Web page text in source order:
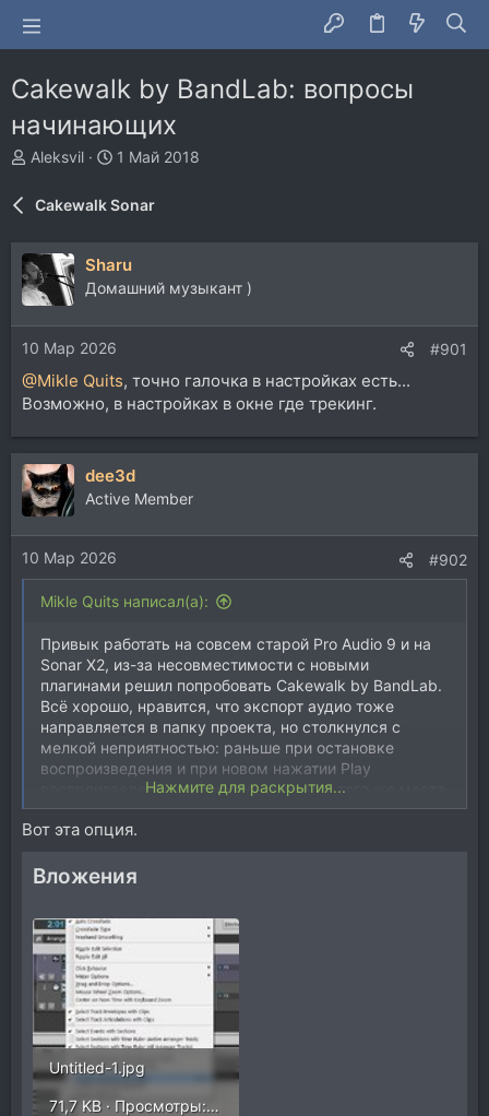
Cakewalk by BandLab: вопросы
начинающих
А
т
р
т
е
м
Aleksvil
Д
т
н
а
1 Май 2018
Cakewalk Sonar
Sharu
Домашний музыкант )
10 Мар 2026 #901
@Mikle Quits, точно галочка в настройках есть...
Возможно, в настройках в окне где трекинг.
dee3d
Active Member
10 Мар 2026 #902
Mikle Quits написал(а):
Привык работать на совсем старой Pro Audio 9 и на
Sonar X2, из-за несовместимости с новыми
плагинами решил попробовать Cakewalk by BandLab.
Всё хорошо, нравится, что экспорт аудио тоже
направляется в папку проекта, но столкнулся с
мелкой неприятностью: раньше при остановке
воспроизведения и при новом нажатии Play
воспроизведение начиналось заново с того же места,
что и прошлый раз, а сейчас стало, как в старой
девятке, продолжать с места останова. Перерыл все
отвечает, что нужно менять границы петли (Loop), но
Нажмите для раскрытия...
Вот эта опция.
Вложения
Untitled-1.jpg
71,7 KB · Просмотры: 86